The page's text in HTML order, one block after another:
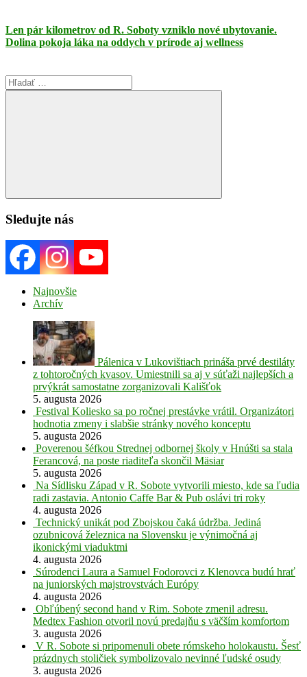
Len pár kilometrov od R. Soboty vzniklo nové ubytovanie.
Dolina pokoja láka na oddych v prírode aj wellness
Search
for:
Search
Sledujte nás
Najnovšie
Archív
Pálenica v Lukovištiach prináša prvé destiláty
z tohtoročných kvasov. Umiestnili sa aj v súťaži najlepších a
prvýkrát samostatne zorganizovali Kališťok
5. augusta 2026
Festival Koliesko sa po ročnej prestávke vrátil. Organizátori
hodnotia zmeny i slabšie stránky nového konceptu
5. augusta 2026
Poverenou šéfkou Strednej odbornej školy v Hnúšti sa stala
Ferancová, na poste riaditeľa skončil Mäsiar
5. augusta 2026
Na Sídlisku Západ v R. Sobote vytvorili miesto, kde sa ľudia
radi zastavia. Antonio Caffe Bar & Pub oslávi tri roky
4. augusta 2026
Technický unikát pod Zbojskou čaká údržba. Jediná
ozubnicová železnica na Slovensku je výnimočná aj
ikonickými viaduktmi
4. augusta 2026
Súrodenci Laura a Samuel Fodorovci z Klenovca budú hrať
na juniorských majstrovstvách Európy
4. augusta 2026
Obľúbený second hand v Rim. Sobote zmenil adresu.
Medtex Fashion otvoril novú predajňu s väčším komfortom
3. augusta 2026
V R. Sobote si pripomenuli obete rómskeho holokaustu. Šesť
prázdnych stoličiek symbolizovalo nevinné ľudské osudy
3. augusta 2026